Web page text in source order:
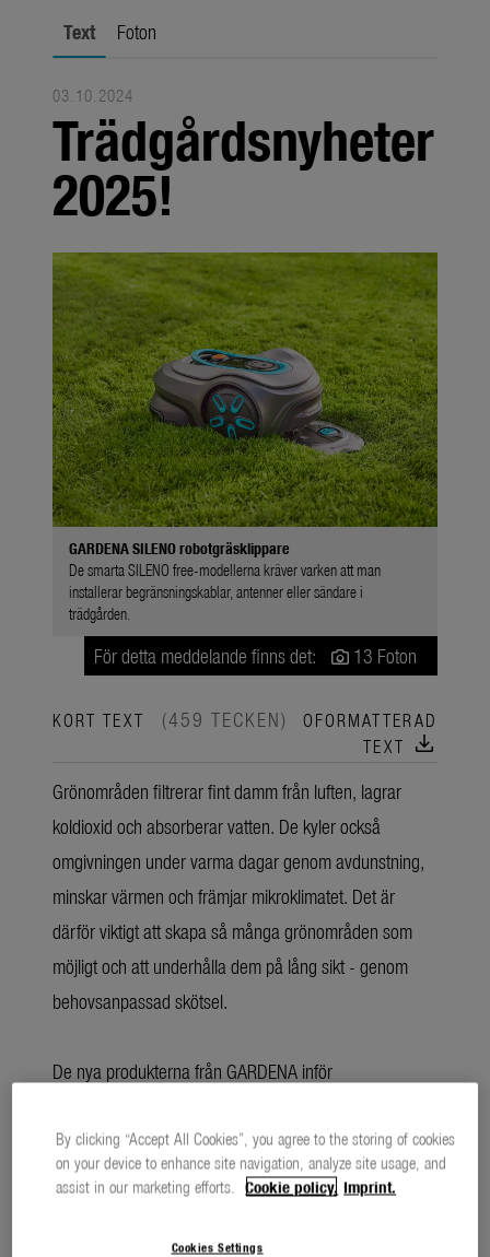
Presskontakt
Text Foton
03.10.2024
Trädgårdsnyheter
2025!
GARDENA SILENO robotgräsklippare
De smarta SILENO free-modellerna kräver varken att man
installerar begränsningskablar, antenner eller sändare i
trädgården.
För detta meddelande finns det: 13 Foton
KORT TEXT (459 TECKEN)
OFORMATTERAD
TEXT download
Grönområden filtrerar fint damm från luften, lagrar
koldioxid och absorberar vatten. De kyler också
omgivningen under varma dagar genom avdunstning,
minskar värmen och främjar mikroklimatet. Det är
därför viktigt att skapa så många grönområden som
möjligt och att underhålla dem på lång sikt - genom
behovsanpassad skötsel.
De nya produkterna från GARDENA inför
grönområden och din trädgård efter behov.
By clicking “Accept All Cookies”, you agree to the storing of cookies
on your device to enhance site navigation, analyze site usage, and
assist in our marketing efforts. Cookie policy. Imprint.
Cookies Settings